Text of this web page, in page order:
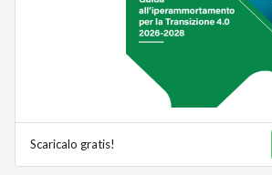
Scaricalo gratis!